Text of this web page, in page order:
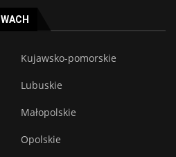
Kujawsko-pomorskie
Lubuskie
Małopolskie
Opolskie